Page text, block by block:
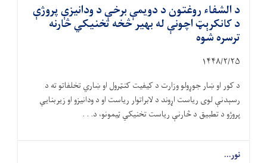
د الشفاء روغتون د دویمې برخې د ودانیزې پروژې
د کانکرېټ اچونې له بهیر څخه تخنیکي څارنه
ترسره شوه
۱۴۴۸/۲/۲۵
د کور او ښار جوړولو وزارت د کیفیت کنټرول او ښاري تخلفاتو ته د
رسېدنې لوی ریاست اړوند د لابراتوار ریاست او د ودانیزو او زیربنایي
پروژو د تطبیق د څارنې ریاست تخنیکي ټیمونو، د. . .
نور...